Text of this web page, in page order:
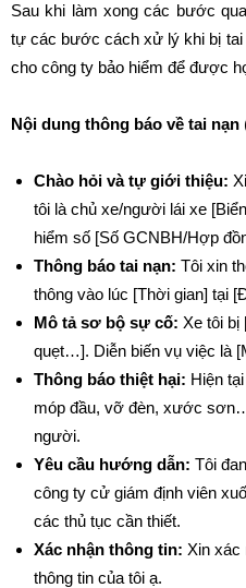
Sau khi làm xong các bước
tự các bước cách xử lý khi bị tai
cho công ty bảo hiểm để được
Nội dung thông báo về tai nạn
Chào hỏi và tự giới thiệu:
tôi là chủ xe/người lái xe
hiểm số [Số GCNBH/Hợp
Thông báo tai nạn: Tôi xin
thông vào lúc [Thời gian] tại
Mô tả sơ bộ sự cố: Xe tôi
quẹt…]. Diễn biến vụ việc là
Thông báo thiệt hại: Hiện
móp đầu, vỡ đèn, xước
người.
Yêu cầu hướng dẫn: Tôi
công ty cử giám định viên
các thủ tục cần thiết.
Xác nhận thông tin: Xin xác
thông tin của tôi ạ.